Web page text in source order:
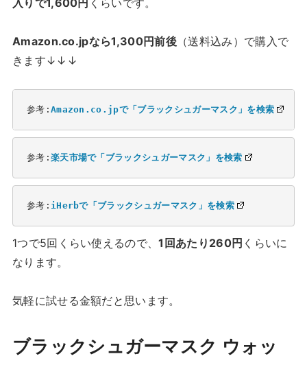
Amazon.co.jpなら1,300円前後（送料込み）で購入で
きます↓↓↓
参考: Amazon.co.jpで「ブラックシュガーマスク」を検索
参考: 楽天市場で「ブラックシュガーマスク」を検索
参考: iHerbで「ブラックシュガーマスク」を検索
1つで5回くらい使えるので、1回あたり260円 くらいに
なります。
気軽に試せる金額だと思います。
ブラックシュガーマスク ウォッ